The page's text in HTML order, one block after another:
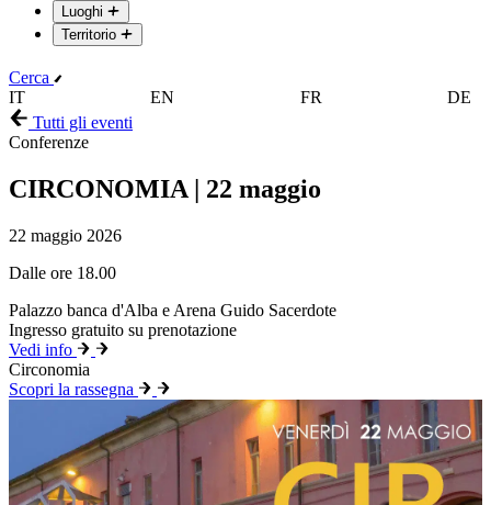
Luoghi
Territorio
Cerca
IT
EN FR
DE
Tutti gli eventi
Conferenze
CIRCONOMIA | 22 maggio
22 maggio 2026
Dalle ore 18.00
Palazzo banca d'Alba e Arena Guido Sacerdote
Ingresso gratuito su prenotazione
Vedi info
Circonomia
Scopri la rassegna